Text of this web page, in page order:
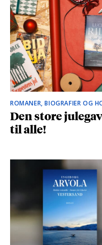
ROMANER, BIOGRAFIER OG
Den store
til alle!